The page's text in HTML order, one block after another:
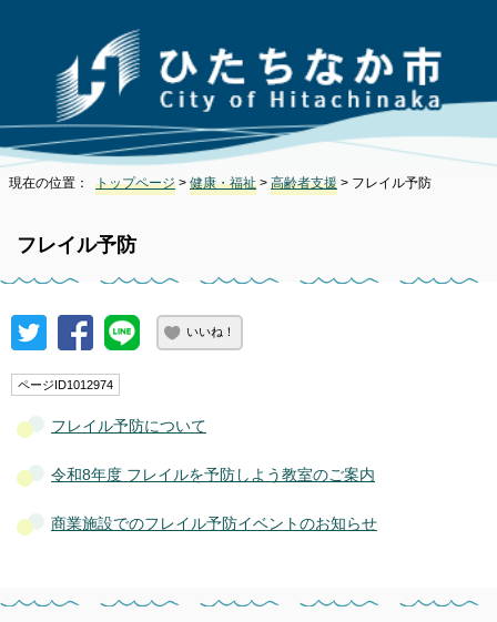
現在の位置： トップページ > 健康・福祉 > 高齢者支援 > フレイル予防
フレイル予防
いいね！
ページID1012974
フレイル予防について
令和8年度 フレイルを予防しよう教室のご案内
商業施設でのフレイル予防イベントのお知らせ